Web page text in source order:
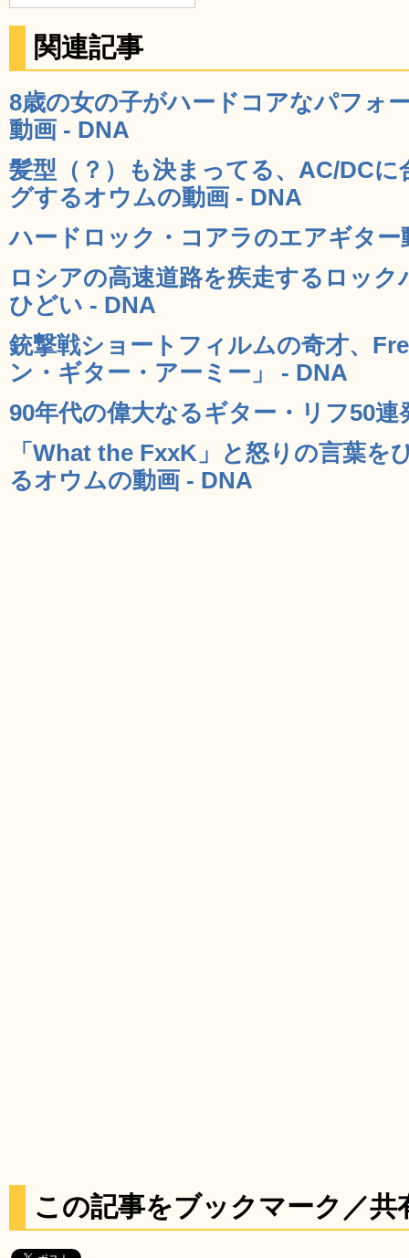
関連記事
8歳の女の子がハードコアなパフォ
動画 - DNA
髪型（？）も決まってる、AC/DC
グするオウムの動画 - DNA
ハードロック・コアラのエアギター
ロシアの高速道路を疾走するロッ
ひどい - DNA
銃撃戦ショートフィルムの奇才、
ン・ギター・アーミー」 - DNA
90年代の偉大なるギター・リフ50
「What the FxxK」と怒りの言葉を
るオウムの動画 - DNA
この記事をブックマーク／共